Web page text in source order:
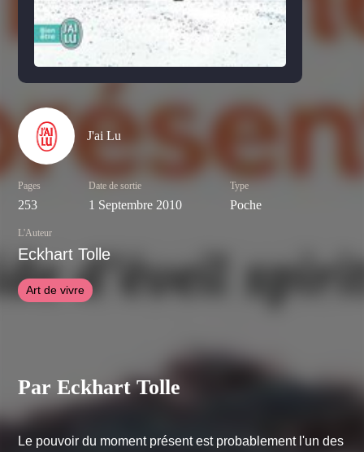
J'ai Lu
Pages
253
Date de sortie
1 Septembre 2010
Type
Poche
L'Auteur
Eckhart Tolle
Art de vivre
Par Eckhart Tolle
Le pouvoir du moment présent est probablement l'un des